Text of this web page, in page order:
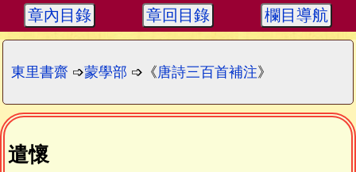
章內目錄 章回目錄 欄目導航
東里書齋 ➩蒙學部 ➩《唐詩三百首補注》
遣懷